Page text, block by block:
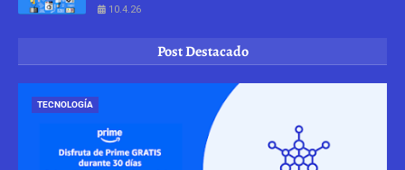
10.4.26
Post Destacado
TECNOLOGÍA